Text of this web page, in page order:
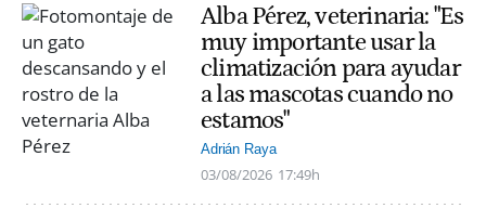
Alba Pérez, veterinaria: "Es
muy importante usar la
climatización para ayudar
a las mascotas cuando no
estamos"
Adrián Raya
03/08/2026 17:49h